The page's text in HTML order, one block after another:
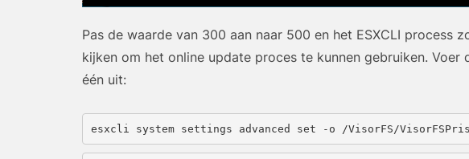
Pas de waarde van 300 aan naar 500 en het ESXCLI process
kijken om het online update proces te kunnen gebruiken. Voer
één uit:
esxcli system settings advanced set -o /VisorFS/